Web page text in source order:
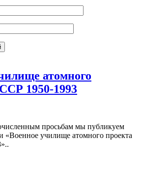
атомного
1950-1993
просьбам мы публикуем
«Военное училище атомного проекта